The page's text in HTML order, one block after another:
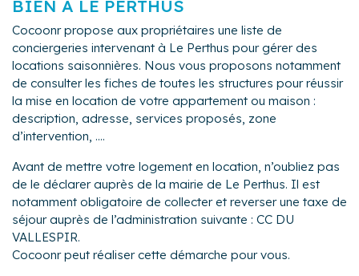
BIEN À LE PERTHUS
Cocoonr propose aux propriétaires une liste de
conciergeries intervenant à Le Perthus pour gérer des
locations saisonnières. Nous vous proposons notamment
de consulter les fiches de toutes les structures pour réussir
la mise en location de votre appartement ou maison :
description, adresse, services proposés, zone
d’intervention, ....
Avant de mettre votre logement en location, n’oubliez pas
de le déclarer auprès de la mairie de Le Perthus. Il est
notamment obligatoire de collecter et reverser une taxe de
séjour auprès de l’administration suivante : CC DU
VALLESPIR.
Cocoonr peut réaliser cette démarche pour vous.